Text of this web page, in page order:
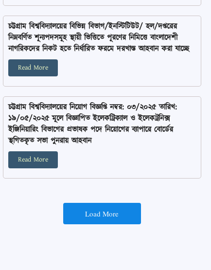
চট্টগ্রাম বিশ্ববিদ্যালয়ের বিভিন্ন বিভাগ/ইনস্টিটিউট/ হল/দপ্তরের
নিম্নবর্ণিত শূন্যপদসমূহ স্থায়ী ভিত্তিতে পূরণের নিমিত্তে বাংলাদেশী
নাগরিকদের নিকট হতে নির্ধারিত ফরমে দরখাস্ত আহবান করা যাচ্ছে
Read More
চট্টগ্রাম বিশ্ববিদ্যালয়ের নিয়োগ বিজ্ঞপ্তি নম্বর: ০৩/২০২৫ তারিখ:
১৯/০৫/২০২৫ মূলে বিজ্ঞাপিত ইলেকট্রিক্যাল ও ইলেকট্রনিক্স
ইঞ্জিনিয়ারিং বিভাগের প্রভাষক পদে নিয়োগের ব্যাপারে বোর্ডের
স্থগিতকৃত সভা পুনরায় আহবান
Read More
Load More